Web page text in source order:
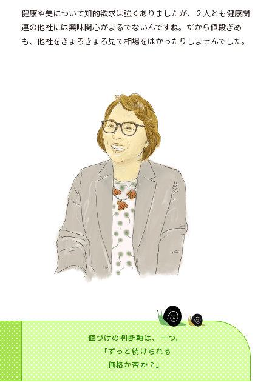
健康や美について知的欲求は強くありましたが、２人とも健康関
連の他社には興味関心がまるでないんですね。だから値段ぎめ
も、他社をきょろきょろ見て相場をはかったりしませんでした。
値づけの判断軸は、一つ。
「ずっと続けられる
価格か否か？」